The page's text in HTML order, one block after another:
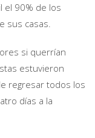
el 90% de los
sus casas.
si querrían
estuvieron
regresar todos los
días a la